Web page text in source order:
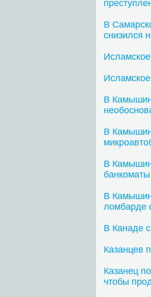
В
снизился
В
В
В
В
ломбарде
В Канаде
Казанцев
Казанец
чтобы